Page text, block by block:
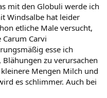
mit den Globuli werde ich
Windsalbe hat leider
etliche Male versucht,
Carvi
esse ich
zu verursachen
Mengen Milch und
es schlimmer. Auch bei